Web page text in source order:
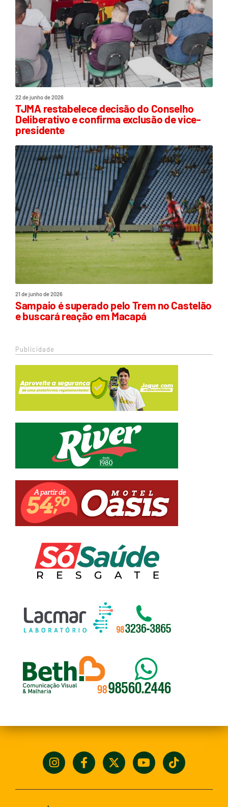
22 de junho de 2026
TJMA restabelece decisão do Conselho
Deliberativo e confirma exclusão de vice-
presidente
21 de junho de 2026
Sampaio é superado pelo Trem no Castelão
e buscará reação em Macapá
Publicidade